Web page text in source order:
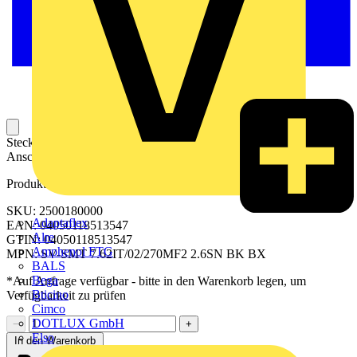
Adaptaflex
Alre
Amphenol FTG
BALS
Bega
Bticino
Cimco
DOTLUX GmbH
Elso
Steckbarer Leiterplatten-Anschluss mit innovatiever
Anschlusstechnologie für eine sichere und intuitive Handhabung.
Produktkennzeichen
SKU: 2500180000
EAN: 04050118513547
GTIN: 04050118513547
MPN: SV-SMT 7.62IT/02/270MF2 2.6SN BK BX
*Auf Anfrage verfügbar - bitte in den Warenkorb legen, um
Verfügbarkeit zu prüfen
−
+
In den Warenkorb